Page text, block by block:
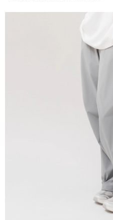
每筆NT$60，滿NT$499(含以上)
7-11取貨<不支援離島取退>
每筆NT$60，滿NT$499(含以上)
每筆NT$80，滿NT$699(含以上)